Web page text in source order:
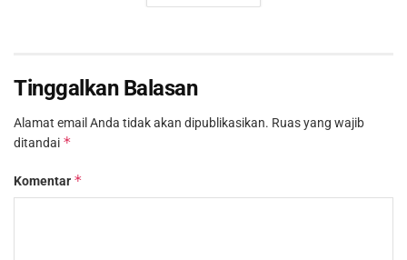
Tinggalkan Balasan
Alamat email Anda tidak akan dipublikasikan. Ruas yang wajib
ditandai *
Komentar *